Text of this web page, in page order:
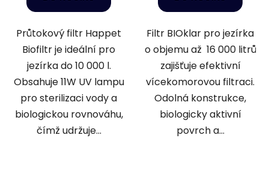
Průtokový filtr Happet
Biofiltr je ideální pro
jezírka do 10 000 l.
Obsahuje 11W UV lampu
pro sterilizaci vody a
biologickou rovnováhu,
čímž udržuje...
Filtr BIOklar pro jezírka
o objemu až 16 000 litrů
zajišťuje efektivní
vícekomorovou filtraci.
Odolná konstrukce,
biologicky aktivní
povrch a...